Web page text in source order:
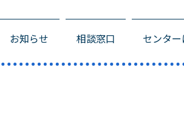
お知らせ 相談窓口 センター